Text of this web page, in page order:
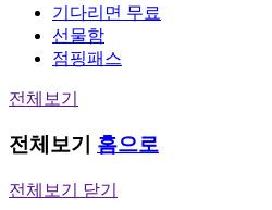
기다리면 무료
선물함
점핑패스
전체보기
전체보기 홈으로
전체보기 닫기